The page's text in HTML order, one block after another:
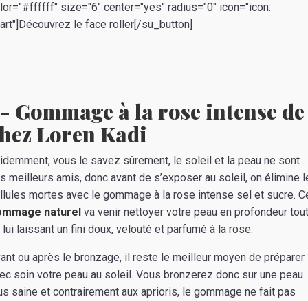
size="6" center="yes" radius="0" icon="icon:
le face roller[/su_button]
Gommage à la rose intense de
Loren Kadi
vous le savez sûrement, le soleil et la peau ne sont
meilleurs amis, donc avant de s’exposer au soleil, on élimine
mortes avec le gommage à la rose intense sel et sucre.
naturel va venir nettoyer votre peau en profondeur tout
lui laissant un fini doux, velouté et parfumé à la rose.
ou après le bronzage, il reste le meilleur moyen de préparer
soin votre peau au soleil. Vous bronzerez donc sur une peau
saine et contrairement aux aprioris, le gommage ne fait pas